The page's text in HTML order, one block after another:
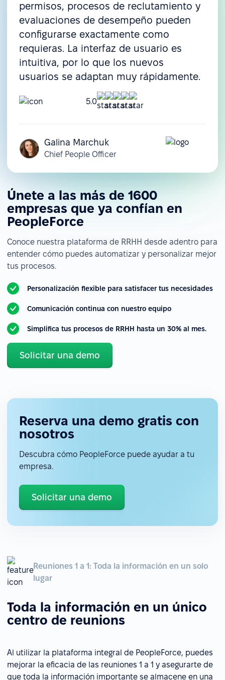
permisos, procesos de reclutamiento y
evaluaciones de desempeño pueden
configurarse exactamente como
requieras. La interfaz de usuario es
intuitiva, por lo que los nuevos
usuarios se adaptan muy rápidamente.
5.0
Galina Marchuk
Chief People Officer
Únete a las más de 1600
empresas que ya confían en
PeopleForce
Conoce nuestra plataforma de RRHH desde adentro para
entender cómo puedes automatizar y personalizar mejor
tus procesos.
Personalización flexible para satisfacer tus necesidades
Comunicación continua con nuestro equipo
Simplifica tus procesos de RRHH hasta un 30% al mes.
Solicitar una demo
Reserva una demo gratis con
nosotros
Descubra cómo PeopleForce puede ayudar a tu
empresa.
Solicitar una demo
Reuniones 1 a 1: Toda la información en un solo
lugar
Toda la información en un único
centro de reunions
Al utilizar la plataforma integral de PeopleForce, puedes
mejorar la eficacia de las reuniones 1 a 1 y asegurarte de
que toda la información importante se almacene en una